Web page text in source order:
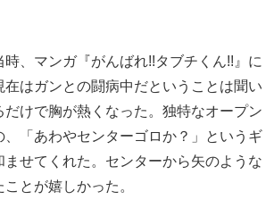
、マンガ『がんばれ!!タブチくん!!』に
はガンとの闘病中だということは聞い
けで胸が熱くなった。独特なオープン
「あわやセンターゴロか？」というギ
せてくれた。センターから矢のような
とが嬉しかった。